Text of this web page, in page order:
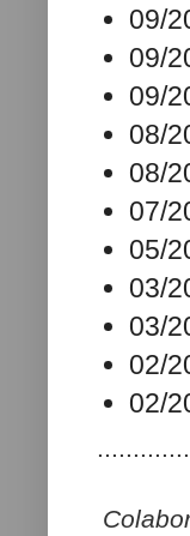
09/
09/
09/
08/
08/
07/
05/
03/
03/
02/
02/